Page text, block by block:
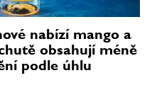
nabízí mango a
obsahují méně
podle úhlu